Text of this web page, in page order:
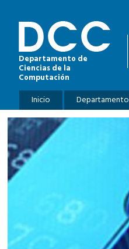
Departamento de
Ciencias de la
Computación
Menú principal
Inicio Departamento